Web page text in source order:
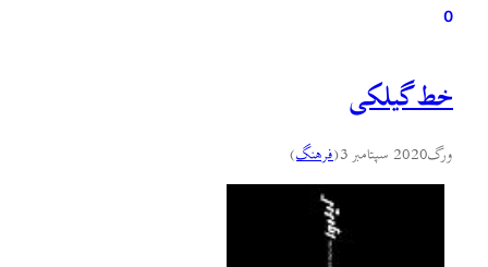
0
خط گیلکی
ورگ2020 سپتامبر 3 (فرهنگ)